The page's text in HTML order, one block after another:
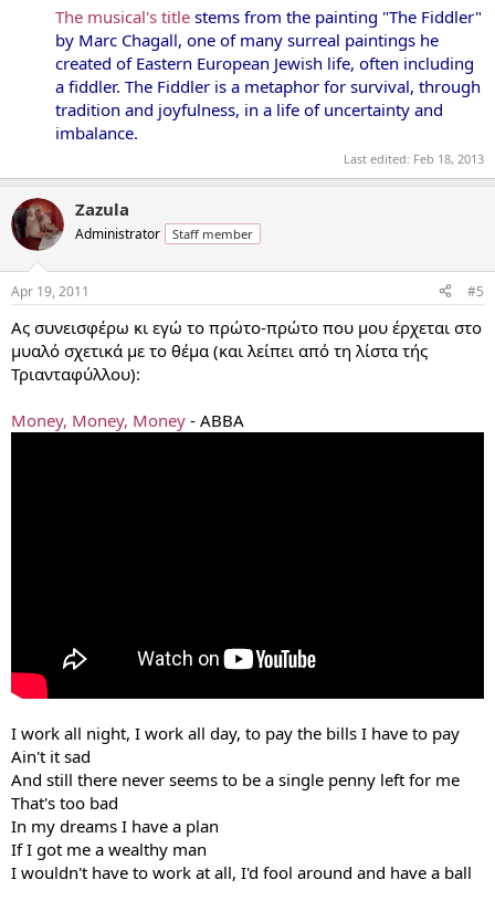
The musical's title stems from the painting "The Fiddler"
by Marc Chagall, one of many surreal paintings he
created of Eastern European Jewish life, often including
a fiddler. The Fiddler is a metaphor for survival, through
tradition and joyfulness, in a life of uncertainty and
imbalance.
Last edited: Feb 18, 2013
Zazula
Administrator Staff member
Apr 19, 2011 #5
Ας συνεισφέρω κι εγώ το πρώτο-πρώτο που μου έρχεται στο
μυαλό σχετικά με το θέμα (και λείπει από τη λίστα τής
Τριανταφύλλου):
Money, Money, Money - ABBA
I work all night, I work all day, to pay the bills I have to pay
Ain't it sad
And still there never seems to be a single penny left for me
That's too bad
In my dreams I have a plan
If I got me a wealthy man
I wouldn't have to work at all, I'd fool around and have a ball